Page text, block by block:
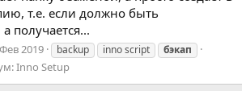
т.е. если должно быть
получается...
2019 backup inno script бэкап
Inno Setup